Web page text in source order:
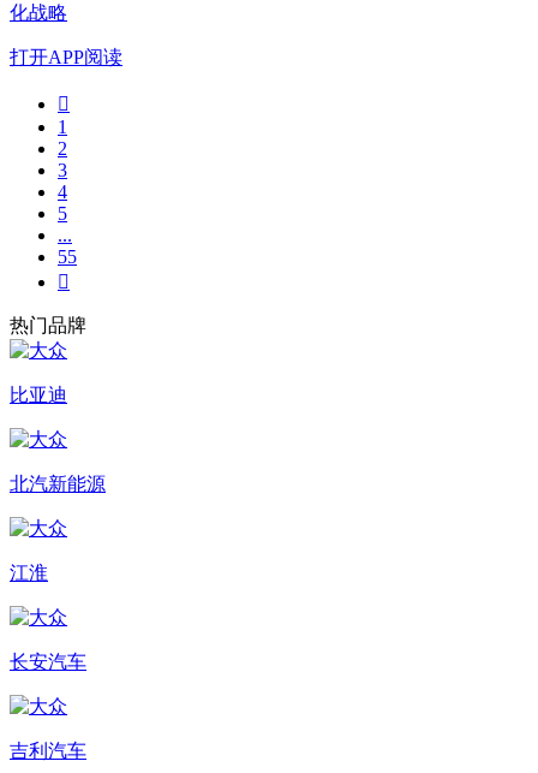
化战略
打开APP阅读

1
2
3
4
5
...
55

热门品牌
比亚迪
北汽新能源
江淮
长安汽车
吉利汽车